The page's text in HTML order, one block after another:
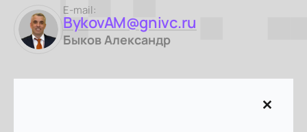
E-mail:
BykovAM@gnivc.ru
Быков Александр